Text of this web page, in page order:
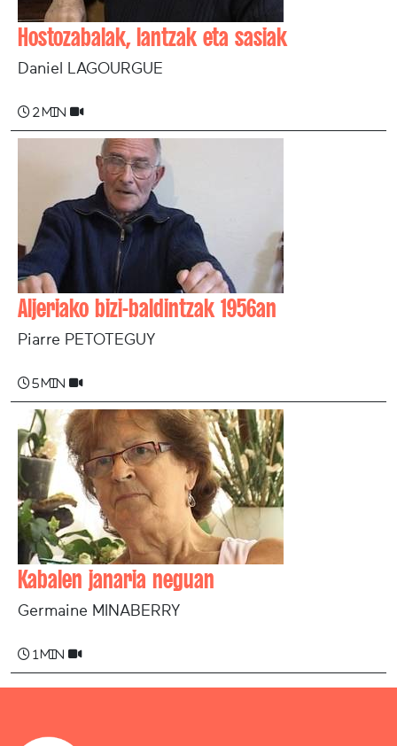
Hostozabalak, lantzak eta sasiak
Daniel LAGOURGUE
2 min
Aljeriako bizi-baldintzak 1956an
Piarre PETOTEGUY
5 min
Kabalen janaria neguan
Germaine MINABERRY
1 min